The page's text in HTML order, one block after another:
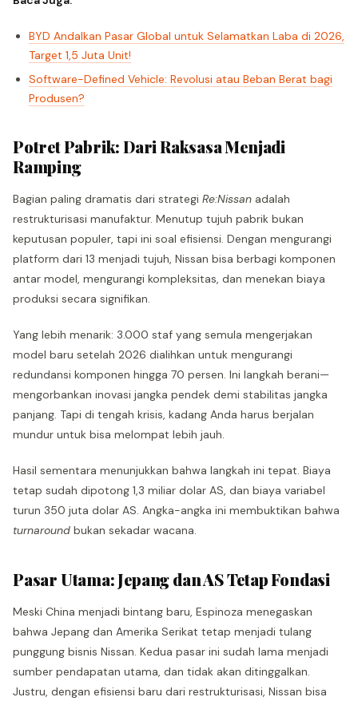
BYD Andalkan Pasar Global untuk Selamatkan Laba di 2026,
Target 1,5 Juta Unit!
Software-Defined Vehicle: Revolusi atau Beban Berat bagi
Produsen?
Potret Pabrik: Dari Raksasa Menjadi
Ramping
Bagian paling dramatis dari strategi Re:Nissan adalah
restrukturisasi manufaktur. Menutup tujuh pabrik bukan
keputusan populer, tapi ini soal efisiensi. Dengan mengurangi
platform dari 13 menjadi tujuh, Nissan bisa berbagi komponen
antar model, mengurangi kompleksitas, dan menekan biaya
produksi secara signifikan.
Yang lebih menarik: 3.000 staf yang semula mengerjakan
model baru setelah 2026 dialihkan untuk mengurangi
redundansi komponen hingga 70 persen. Ini langkah berani—
mengorbankan inovasi jangka pendek demi stabilitas jangka
panjang. Tapi di tengah krisis, kadang Anda harus berjalan
mundur untuk bisa melompat lebih jauh.
Hasil sementara menunjukkan bahwa langkah ini tepat. Biaya
tetap sudah dipotong 1,3 miliar dolar AS, dan biaya variabel
turun 350 juta dolar AS. Angka-angka ini membuktikan bahwa
turnaround bukan sekadar wacana.
Pasar Utama: Jepang dan AS Tetap Fondasi
Meski China menjadi bintang baru, Espinoza menegaskan
bahwa Jepang dan Amerika Serikat tetap menjadi tulang
punggung bisnis Nissan. Kedua pasar ini sudah lama menjadi
sumber pendapatan utama, dan tidak akan ditinggalkan.
Justru, dengan efisiensi baru dari restrukturisasi, Nissan bisa